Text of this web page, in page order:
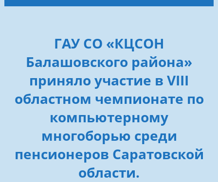
ГАУ СО «КЦСОН
Балашовского района»
приняло участие в VIII
областном чемпионате по
компьютерному
многоборью среди
пенсионеров Саратовской
области.